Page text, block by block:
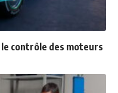
le contrôle des moteurs